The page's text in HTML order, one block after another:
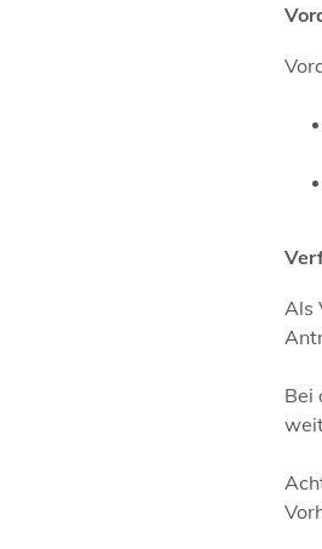
Als
Bei